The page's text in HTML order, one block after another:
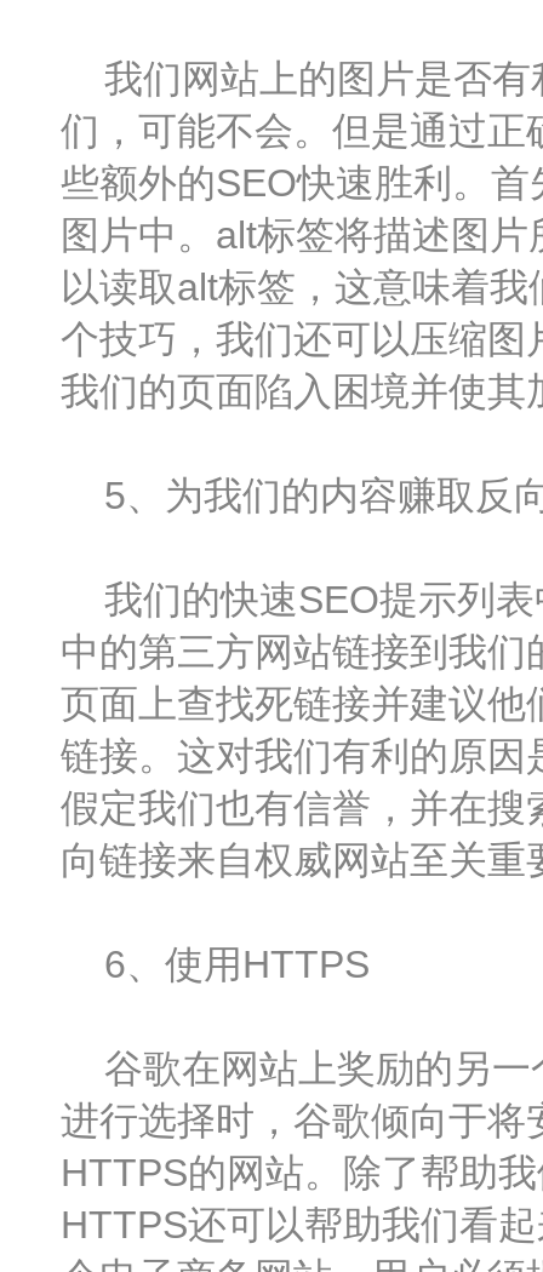
我们网站上的图片是否有
们，可能不会。但是通过
些额外的SEO快速胜利。
图片中。alt标签将描述图
以读取alt标签，这意味着
个技巧，我们还可以压缩
我们的页面陷入困境并使其
5、为我们的内容赚取反
我们的快速SEO提示列表
中的第三方网站链接到我
页面上查找死链接并建议
链接。这对我们有利的原
假定我们也有信誉，并在
向链接来自权威网站至关
6、使用HTTPS
谷歌在网站上奖励的另一
进行选择时，谷歌倾向于
HTTPS的网站。除了帮助
HTTPS还可以帮助我们看